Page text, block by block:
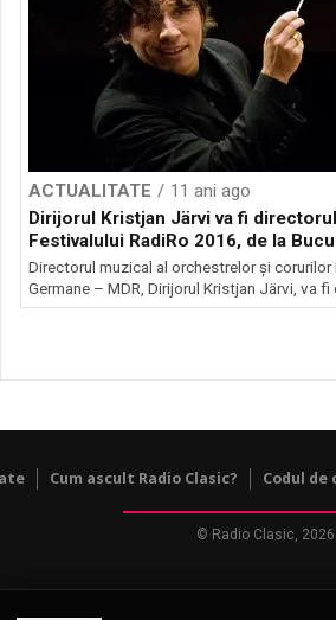
ACTUALITATE
11 ani ago
Dirijorul Kristjan Järvi va fi
Festivalului RadiRo 2016, de la
Directorul muzical al orchestrelor şi
Germane – MDR, Dirijorul Kristjan Järvi, va
Cum ascult Radio Clasic? Codul de
© Radio Clasic, 2026